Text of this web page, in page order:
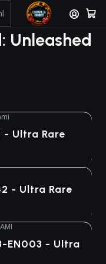
por Whatsapp
Unleashed
- Ultra Rare
- Ultra Rare
EN003 - Ultra